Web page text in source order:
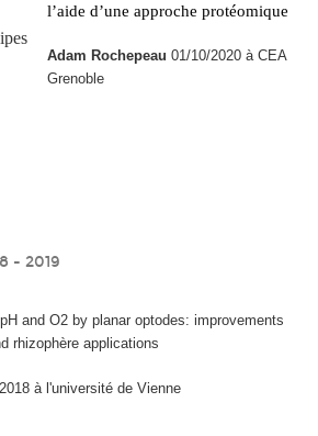
l’aide d’une approche protéomique
Adam Rochepeau 01/10/2020 à CEA
Grenoble
- 2019
and O2 by planar optodes: improvements
rhizophère applications
à l'université de Vienne